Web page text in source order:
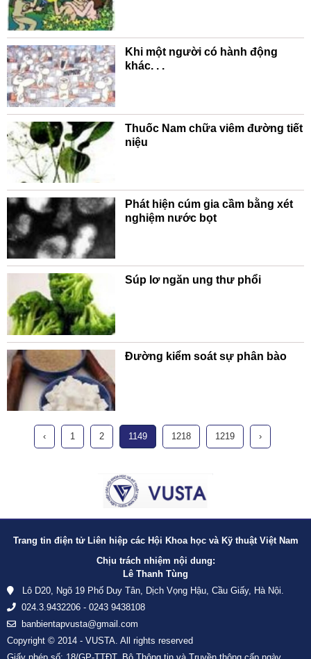
Khi một người có hành động
khác. . .
Thuốc Nam chữa viêm đường tiết
niệu
Phát hiện cúm gia cầm bằng xét
nghiệm nước bọt
Súp lơ ngăn ung thư phổi
Đường kiểm soát sự phân bào
‹ 1 2 1149 1218 1219 ›
Trang tin điện tử Liên hiệp các Hội Khoa học và Kỹ thuật Việt Nam
Chịu trách nhiệm nội dung:
Lê Thanh Tùng
Lô D20, Ngõ 19 Phố Duy Tân, Dịch Vọng Hậu, Cầu Giấy, Hà Nội.
024.3.9432206 - 0243 9438108
banbientapvusta@gmail.com
Copyright © 2014 - VUSTA. All rights reserved